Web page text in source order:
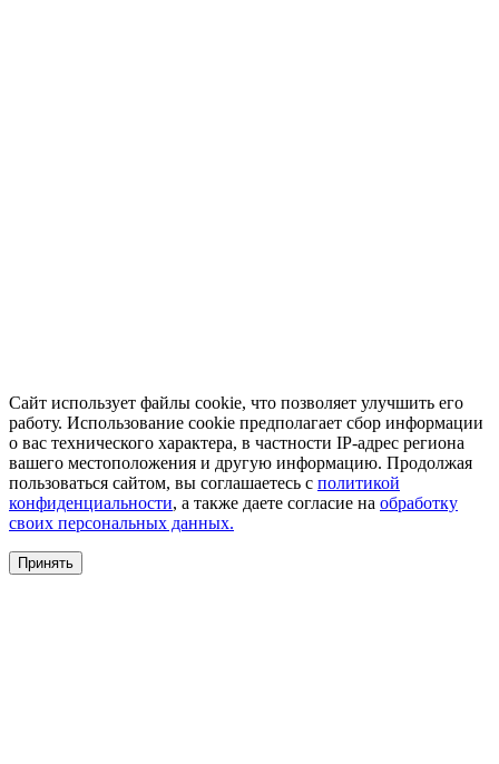
Сайт использует файлы cookie, что позволяет улучшить его
работу. Использование cookie предполагает сбор информации
о вас технического характера, в частности IP-адрес региона
вашего местоположения и другую информацию. Продолжая
пользоваться сайтом, вы соглашаетесь с политикой
конфиденциальности, а также даете согласие на обработку
своих персональных данных.
Принять